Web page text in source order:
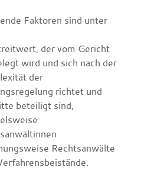
Faktoren sind unter
der vom Gericht
wird und sich nach der
der
richtet und
beteiligt sind,
Rechtsanwälte